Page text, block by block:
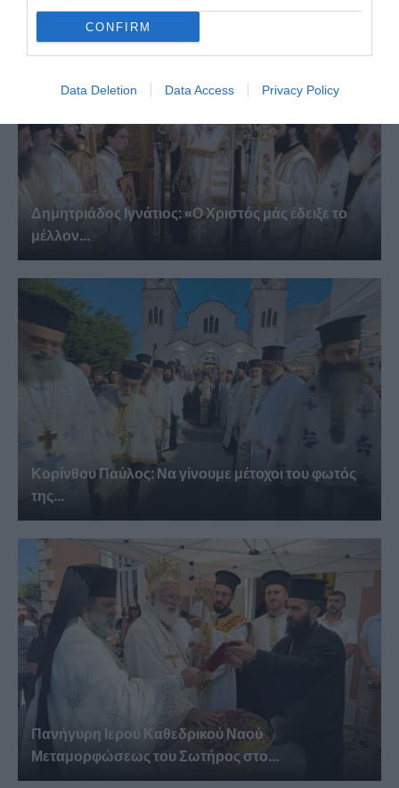
CONFIRM
Data Deletion Data Access Privacy Policy
Δημητριάδος Ιγνάτιος: «Ο Χριστός μάς έδειξε το
μέλλον...
Κορίνθου Παύλος: Να γίνουμε μέτοχοι του φωτός
της...
Πανήγυρη Ιερού Καθεδρικού Ναού
Μεταμορφώσεως του Σωτήρος στο...